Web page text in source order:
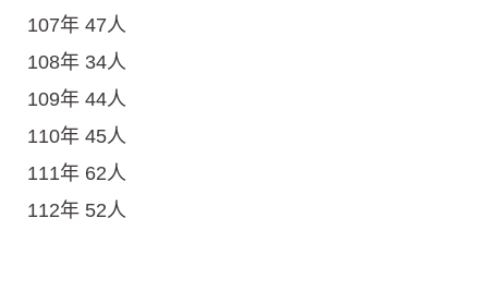
107年 47人
108年 34人
109年 44人
110年 45人
111年 62人
112年 52人